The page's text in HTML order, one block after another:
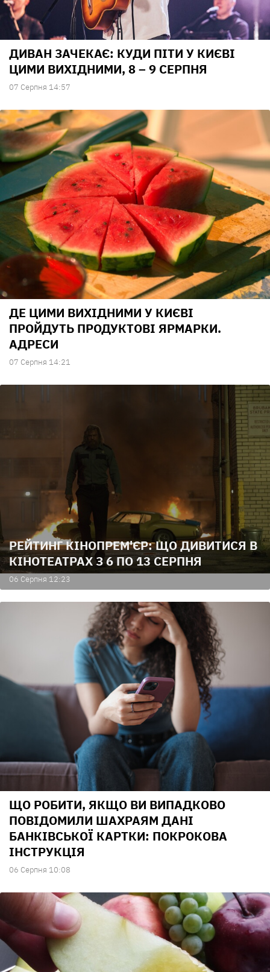
ДИВАН ЗАЧЕКАЄ: КУДИ ПІТИ У КИЄВІ
ЦИМИ ВИХІДНИМИ, 8 – 9 СЕРПНЯ
07 Серпня 14:57
ДЕ ЦИМИ ВИХІДНИМИ У КИЄВІ
ПРОЙДУТЬ ПРОДУКТОВІ ЯРМАРКИ.
АДРЕСИ
07 Серпня 14:21
РЕЙТИНГ КІНОПРЕМ'ЄР: ЩО ДИВИТИСЯ В
КІНОТЕАТРАХ З 6 ПО 13 СЕРПНЯ
06 Серпня 12:23
ЩО РОБИТИ, ЯКЩО ВИ ВИПАДКОВО
ПОВІДОМИЛИ ШАХРАЯМ ДАНІ
БАНКІВСЬКОЇ КАРТКИ: ПОКРОКОВА
ІНСТРУКЦІЯ
06 Серпня 10:08